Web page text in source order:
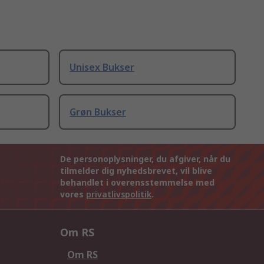
Unisex Bukser
Grøn Bukser
De personoplysninger, du afgiver, når du
tilmelder dig nyhedsbrevet, vil blive
behandlet i overensstemmelse med
vores privatlivspolitik.
Om RS
Om RS